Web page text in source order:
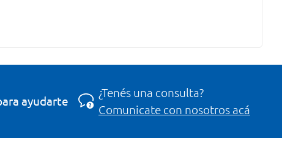
ayudarte
¿Tenés una consulta?
Comunicate con nosotros acá